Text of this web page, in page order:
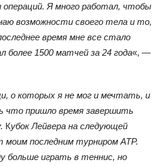
Я много работал, чтобы
возможности своего тела и то,
время мне все стало
более 1500 матчей за 24 года«, —
о которых я не мог и мечтать, и
что пришло время завершить
Кубок Лейвера на следующей
моим последним турниром ATP.
больше играть в теннис, но